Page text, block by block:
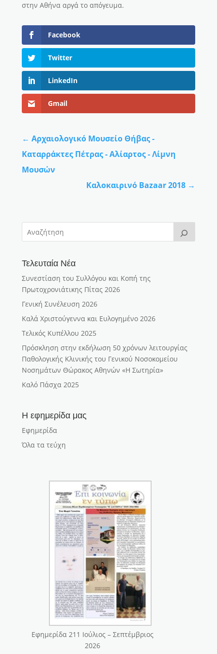
στην Αθήνα αργά το απόγευμα.
Facebook
Twitter
LinkedIn
Gmail
← Αρχαιολογικό Μουσείο Θήβας -
Καταρράκτες Πέτρας - Αλίαρτος - Λίμνη
Μουσών
Καλοκαιρινό Bazaar 2018 →
Τελευταία Νέα
Συνεστίαση του Συλλόγου και Κοπή της
Πρωτοχρονιάτικης Πίτας 2026
Γενική Συνέλευση 2026
Καλά Χριστούγεννα και Ευλογημένο 2026
Τελικός Κυπέλλου 2025
Πρόσκληση στην εκδήλωση 50 χρόνων λειτουργίας
Παθολογικής Κλινικής του Γενικού Νοσοκομείου
Νοσημάτων Θώρακος Αθηνών «Η Σωτηρία»
Καλό Πάσχα 2025
Η εφημερίδα μας
Εφημερίδα
Όλα τα τεύχη
Εφημερίδα 211 Ιούλιος – Σεπτέμβριος
2026